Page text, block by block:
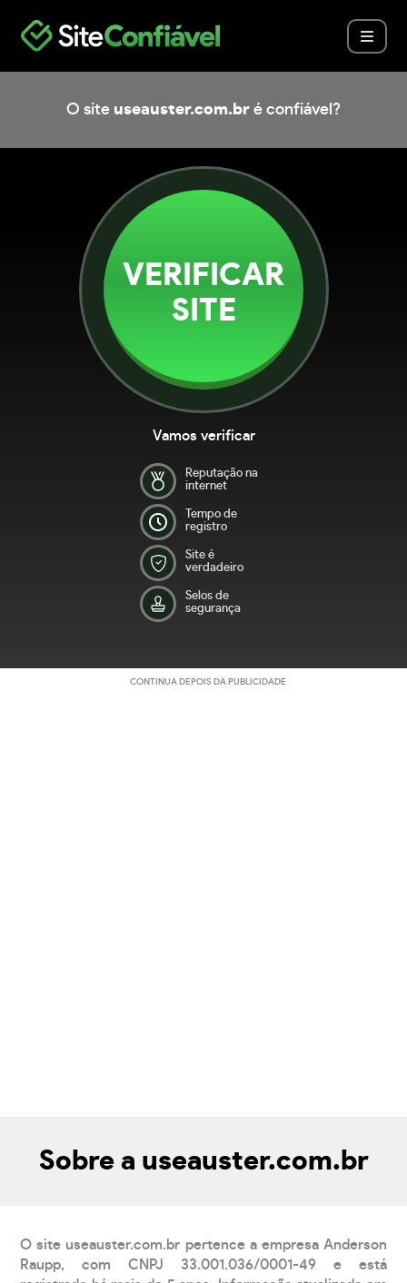
O site useauster.com.br é confiável?
VERIFICAR
SITE
Vamos verificar
Reputação na
internet
Tempo de
registro
Site é
verdadeiro
Selos de
segurança
CONTINUA DEPOIS DA PUBLICIDADE
Sobre a useauster.com.br
O site useauster.com.br pertence a empresa Anderson
Raupp, com CNPJ 33.001.036/0001-49 e está